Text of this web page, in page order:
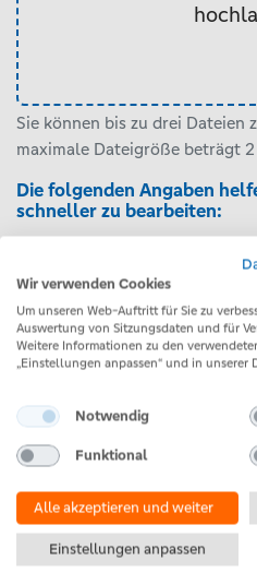
Sie können bis zu drei Dateien
maximale Dateigröße beträgt 2
Die folgenden Angaben
schneller zu bearbeiten:
Sind Sie bereits Kundin oder
Ja
Nein
Vorname
Nachname
Firma
Wir verwenden Cookies
Um unseren Web-Auftritt für Sie zu
Auswertung von Sitzungsdaten und für
Weitere Informationen zu den
„Einstellungen anpassen“ und in unserer
Notwendig
Funktional
Alle akzeptieren und weiter
Einstellungen anpassen